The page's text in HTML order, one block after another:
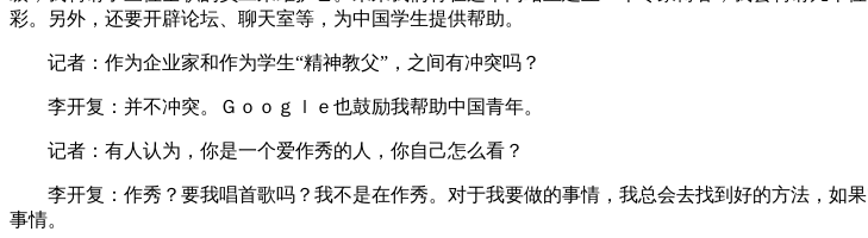
彩。另外，还要开辟论坛、聊天室等，为中国学生提供帮助。
记者：作为企业家和作为学生“精神教父”，之间有冲突吗？
李开复：并不冲突。Ｇｏｏｇｌｅ也鼓励我帮助中国青年。
记者：有人认为，你是一个爱作秀的人，你自己怎么看？
李开复：作秀？要我唱首歌吗？我不是在作秀。对于我要做的事情，我总会去找到好的方法，如
事情。